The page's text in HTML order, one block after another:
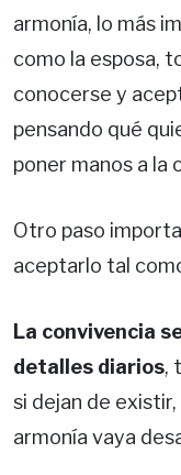
armonía, lo más
como la esposa,
conocerse y
pensando qué
poner manos a la
Otro paso
aceptarlo tal
La convivencia
detalles diarios,
si dejan de
armonía vaya